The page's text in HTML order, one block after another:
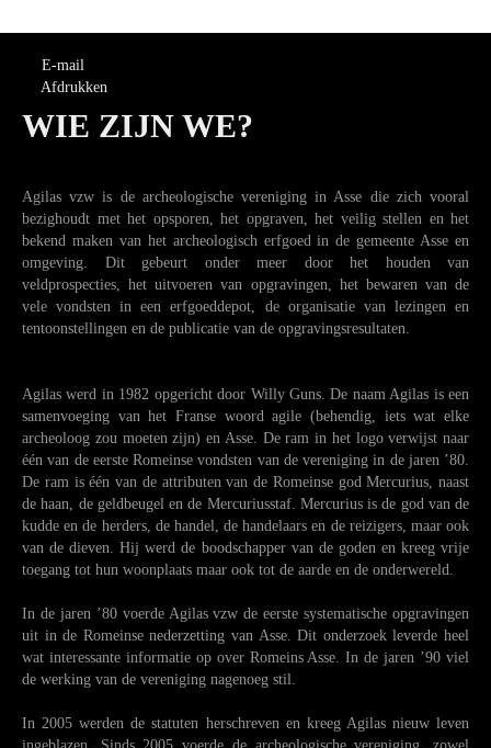
E-mail
Afdrukken
WIE ZIJN WE?
Agilas vzw is de archeologische vereniging in Asse die zich vooral
bezighoudt met het opsporen, het opgraven, het veilig stellen en het
bekend maken van het archeologisch erfgoed in de gemeente Asse en
omgeving. Dit gebeurt onder meer door het houden van
veldprospecties, het uitvoeren van opgravingen, het bewaren van de
vele vondsten in een erfgoeddepot, de organisatie van lezingen en
tentoonstellingen en de publicatie van de opgravingsresultaten.
Agilas werd in 1982 opgericht door Willy Guns. De naam Agilas is een
samenvoeging van het Franse woord agile (behendig, iets wat elke
archeoloog zou moeten zijn) en Asse. De ram in het logo verwijst naar
één van de eerste Romeinse vondsten van de vereniging in de jaren ’80.
De ram is één van de attributen van de Romeinse god Mercurius, naast
de haan, de geldbeugel en de Mercuriusstaf. Mercurius is de god van de
kudde en de herders, de handel, de handelaars en de reizigers, maar ook
van de dieven. Hij werd de boodschapper van de goden en kreeg vrije
toegang tot hun woonplaats maar ook tot de aarde en de onderwereld.
In de jaren ’80 voerde Agilas vzw de eerste systematische opgravingen
uit in de Romeinse nederzetting van Asse. Dit onderzoek leverde heel
wat interessante informatie op over Romeins Asse. In de jaren ’90 viel
de werking van de vereniging nagenoeg stil.
In 2005 werden de statuten herschreven en kreeg Agilas nieuw leven